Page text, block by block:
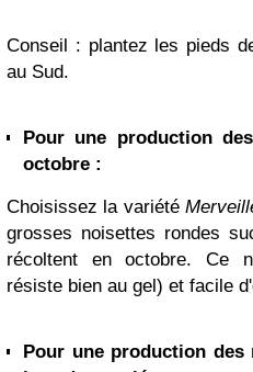
Conseil : plantez les pieds
au Sud.
Pour une production
octobre :
Choisissez la variété
grosses noisettes rondes
récoltent en octobre. Ce
résiste bien au gel) et facile
Pour une production